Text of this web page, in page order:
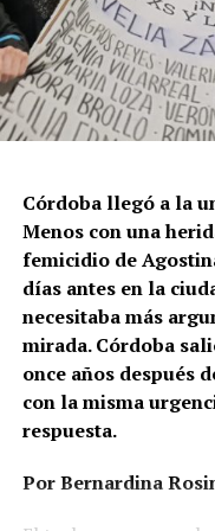
Córdoba llegó a la
Menos con una
femicidio de
días antes en la
necesitaba más
mirada. Córdoba
once años después
con la misma
respuesta.
Por Bernardina